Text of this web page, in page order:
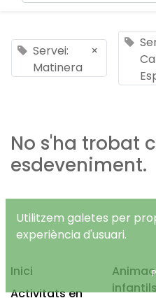
Servei:
Matinera
×
No s'ha trobat
esdeveniment.
Inici
Activitats en
infantils
Utilitzem galetes per
experiència d'usuari.